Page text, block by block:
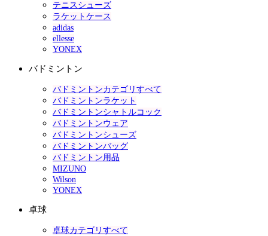
テニスシューズ
ラケットケース
adidas
ellesse
YONEX
バドミントン
バドミントンカテゴリすべて
バドミントンラケット
バドミントンシャトルコック
バドミントンウェア
バドミントンシューズ
バドミントンバッグ
バドミントン用品
MIZUNO
Wilson
YONEX
卓球
卓球カテゴリすべて